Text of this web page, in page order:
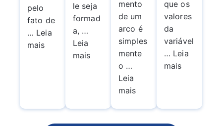
pelo
fato de
… Leia
mais
le seja
formad
a, …
Leia
mais
mento
de um
arco é
simples
mente
o …
Leia
mais
que os
valores
da
variável
… Leia
mais